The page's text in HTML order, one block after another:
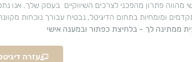
מהווה פתרון מהפכני לצרכים השיווקיים בעסק שלך.
ומומחיות בתחום הדיגיטל, נבטיח עבורך נוכחות
ממתינה לך - בלחיצת כפתור ובמענה אישי
עזרה